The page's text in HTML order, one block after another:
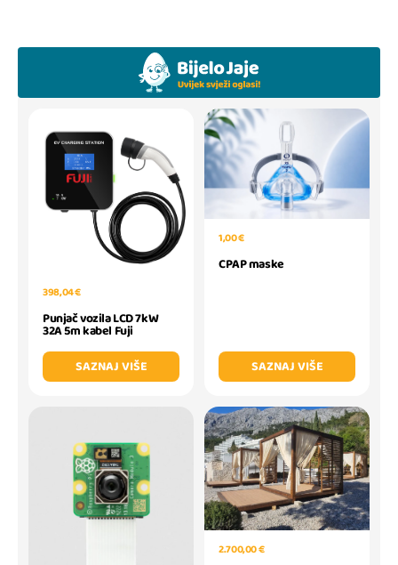
398,04 €
Punjač vozila LCD 7kW
32A 5m kabel Fuji
SAZNAJ VIŠE
1,00 €
CPAP maske
SAZNAJ VIŠE
2.700,00 €